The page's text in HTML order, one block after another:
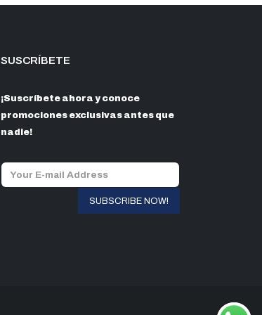
SUSCRÍBETE
¡Suscríbete ahora y conoce
promociones exclusivas antes que
nadie!